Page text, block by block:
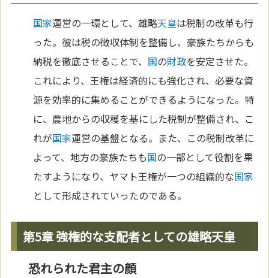
国家運営の一環として、雄略天皇は税制の改革も行
った。彼は税の徴収体制を整備し、豪族たちからも
納税を徹底させることで、 国の財政を安定させた。
これにより、王権は経済的にも強化され、必要な資
源を効率的に集めることができるようになった。特
に、農地からの収穫を基にした税制が整備され、こ
れが国家運営の基盤となる。また、この税制改革に
よって、地方の豪族たちも国の一部として役割を果
たすようになり、ヤマト王権が一つの組織的な国家
として形成されていったのである。
第5章 強権的な支配者としての雄略天皇
恐れられた君主の顔